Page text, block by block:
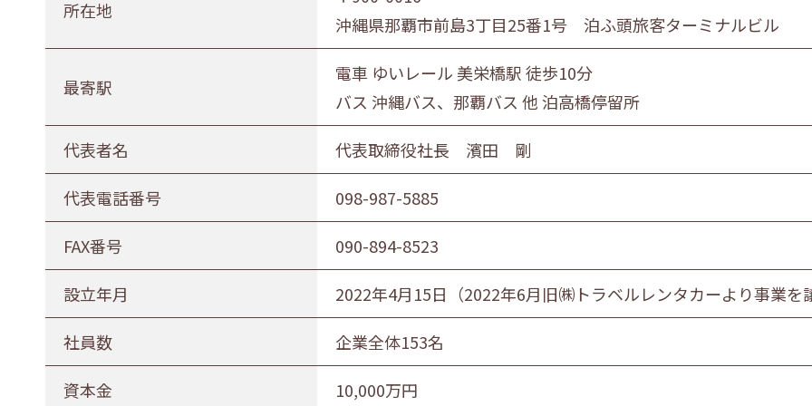
所在地
沖縄県那覇市前島3丁目25番1号 泊ふ頭旅客ターミナルビル
最寄駅
電車 ゆいレール 美栄橋駅 徒歩10分
バス 沖縄バス、那覇バス 他 泊高橋停留所
代表者名 代表取締役社長 濱田 剛
代表電話番号 098-987-5885
FAX番号 090-894-8523
設立年月 2022年4月15日（2022年6月旧㈱トラベルレンタカーより事業を
社員数 企業全体153名
資本金 10,000万円